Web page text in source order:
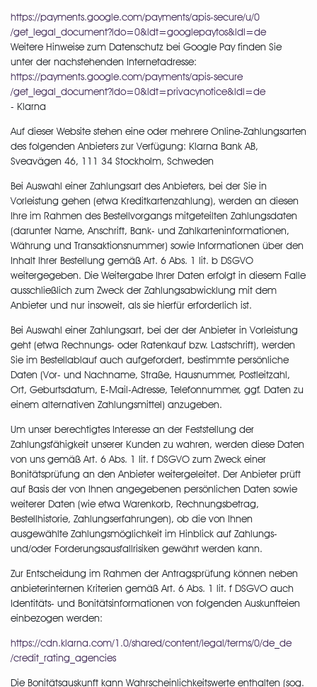
https://payments.google.com/payments/apis-secure/u/0
/get_legal_document?ldo=0&ldt=googlepaytos&ldl=de
Weitere Hinweise zum Datenschutz bei Google Pay finden Sie
unter der nachstehenden Internetadresse:
https://payments.google.com/payments/apis-secure
/get_legal_document?ldo=0&ldt=privacynotice&ldl=de
- Klarna
Auf dieser Website stehen eine oder mehrere Online-Zahlungsarten
des folgenden Anbieters zur Verfügung: Klarna Bank AB,
Sveavägen 46, 111 34 Stockholm, Schweden
Bei Auswahl einer Zahlungsart des Anbieters, bei der Sie in
Vorleistung gehen (etwa Kreditkartenzahlung), werden an diesen
Ihre im Rahmen des Bestellvorgangs mitgeteilten Zahlungsdaten
(darunter Name, Anschrift, Bank- und Zahlkarteninformationen,
Währung und Transaktionsnummer) sowie Informationen über den
Inhalt Ihrer Bestellung gemäß Art. 6 Abs. 1 lit. b DSGVO
weitergegeben. Die Weitergabe Ihrer Daten erfolgt in diesem Falle
ausschließlich zum Zweck der Zahlungsabwicklung mit dem
Anbieter und nur insoweit, als sie hierfür erforderlich ist.
Bei Auswahl einer Zahlungsart, bei der der Anbieter in Vorleistung
geht (etwa Rechnungs- oder Ratenkauf bzw. Lastschrift), werden
Sie im Bestellablauf auch aufgefordert, bestimmte persönliche
Daten (Vor- und Nachname, Straße, Hausnummer, Postleitzahl,
Ort, Geburtsdatum, E-Mail-Adresse, Telefonnummer, ggf. Daten zu
einem alternativen Zahlungsmittel) anzugeben.
Um unser berechtigtes Interesse an der Feststellung der
Zahlungsfähigkeit unserer Kunden zu wahren, werden diese Daten
von uns gemäß Art. 6 Abs. 1 lit. f DSGVO zum Zweck einer
Bonitätsprüfung an den Anbieter weitergeleitet. Der Anbieter prüft
auf Basis der von Ihnen angegebenen persönlichen Daten sowie
weiterer Daten (wie etwa Warenkorb, Rechnungsbetrag,
Bestellhistorie, Zahlungserfahrungen), ob die von Ihnen
ausgewählte Zahlungsmöglichkeit im Hinblick auf Zahlungs-
und/oder Forderungsausfallrisiken gewährt werden kann.
Zur Entscheidung im Rahmen der Antragsprüfung können neben
anbieterinternen Kriterien gemäß Art. 6 Abs. 1 lit. f DSGVO auch
Identitäts- und Bonitätsinformationen von folgenden Auskunfteien
einbezogen werden:
https://cdn.klarna.com/1.0/shared/content/legal/terms/0/de_de
/credit_rating_agencies
Die Bonitätsauskunft kann Wahrscheinlichkeitswerte enthalten (sog.